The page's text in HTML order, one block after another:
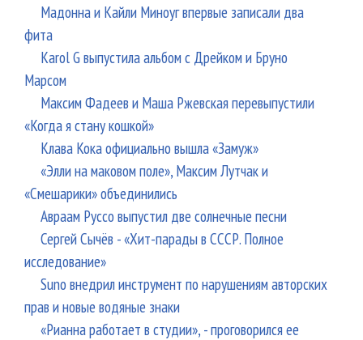
Мадонна и Кайли Миноуг впервые записали два
фита
Karol G выпустила альбом с Дрейком и Бруно
Марсом
Максим Фадеев и Маша Ржевская перевыпустили
«Когда я стану кошкой»
Клава Кока официально вышла «Замуж»
«Элли на маковом поле», Максим Лутчак и
«Смешарики» объединились
Авраам Руссо выпустил две солнечные песни
Сергей Сычёв - «Хит-парады в СССР. Полное
исследование»
Suno внедрил инструмент по нарушениям авторских
прав и новые водяные знаки
«Рианна работает в студии», - проговорился ее